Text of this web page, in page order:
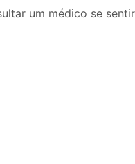
um médico se